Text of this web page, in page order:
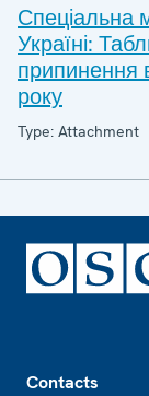
Спеціальна
Україні:
припинення
року
Type: Attachment
Contacts